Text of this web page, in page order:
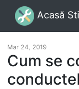
Acasă
Mar 24, 2019
Cum se